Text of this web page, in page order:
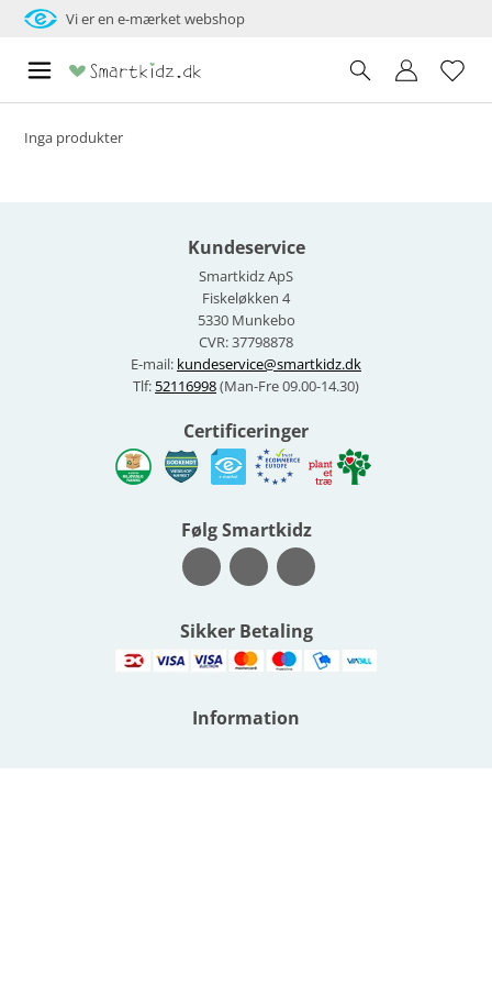
Vi er en e-mærket webshop
Inga produkter
Kundeservice
Smartkidz ApS
Fiskeløkken 4
5330 Munkebo
CVR: 37798878
E-mail: kundeservice@smartkidz.dk
Tlf: 52116998(Man-Fre 09.00-14.30)
Certificeringer
Følg Smartkidz
Sikker Betaling
Information